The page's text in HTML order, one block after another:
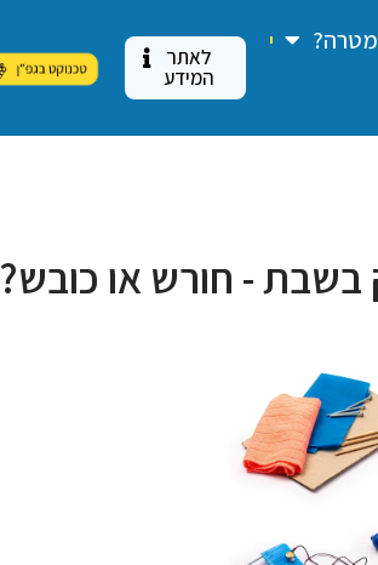
מטרה?
לאתר
המידע
בשבת - חורש או כובש?